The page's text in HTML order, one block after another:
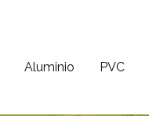
Aluminio PVC